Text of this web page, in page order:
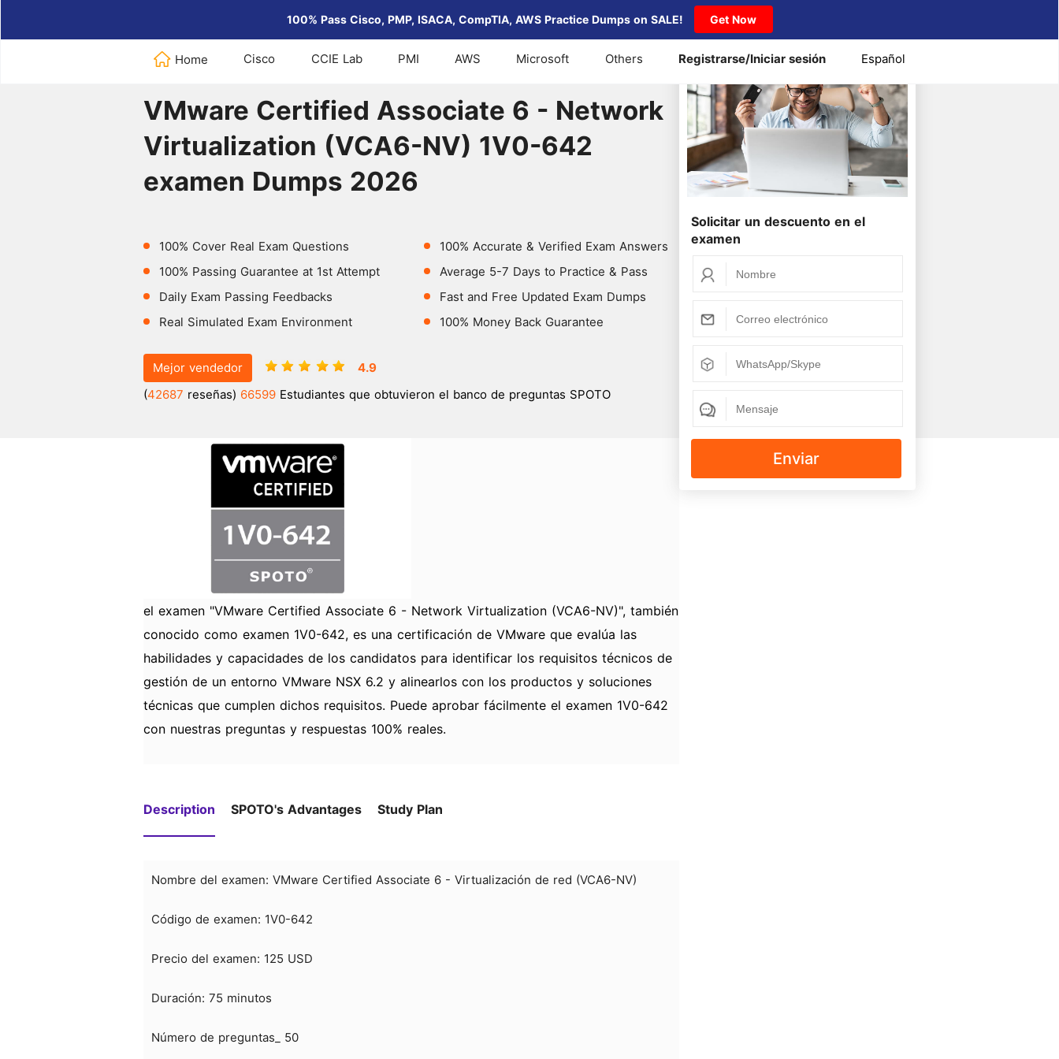
100% Pass Cisco, PMP, ISACA, CompTIA, AWS Practice Dumps on SALE! Get Now
Home Cisco CCIE Lab PMI AWS Microsoft Others Registrarse/Iniciar sesión Español
Solicitar un descuento en el
examen
Enviar
Home > VMware > VMware Certified Associate 6 - Network Virtualization (VCA6-NV) 1V0-642 examen Dumps 2026
VMware Certified Associate 6 - Network
Virtualization (VCA6-NV) 1V0-642
examen Dumps 2026
100% Cover Real Exam Questions
100% Passing Guarantee at 1st Attempt
Daily Exam Passing Feedbacks
Real Simulated Exam Environment
100% Accurate & Verified Exam Answers
Average 5-7 Days to Practice & Pass
Fast and Free Updated Exam Dumps
100% Money Back Guarantee
Mejor vendedor
4.9
(42687 reseñas) 66599 Estudiantes que obtuvieron el banco de preguntas SPOTO
el examen "VMware Certified Associate 6 - Network Virtualization (VCA6-NV)", también
conocido como examen 1V0-642, es una certificación de VMware que evalúa las
habilidades y capacidades de los candidatos para identificar los requisitos técnicos de
gestión de un entorno VMware NSX 6.2 y alinearlos con los productos y soluciones
técnicas que cumplen dichos requisitos. Puede aprobar fácilmente el examen 1V0-642
con nuestras preguntas y respuestas 100% reales.
Description SPOTO's Advantages Study Plan
Nombre del examen: VMware Certified Associate 6 - Virtualización de red (VCA6-NV)
Código de examen: 1V0-642
Precio del examen: 125 USD
Duración: 75 minutos
Número de preguntas_ 50